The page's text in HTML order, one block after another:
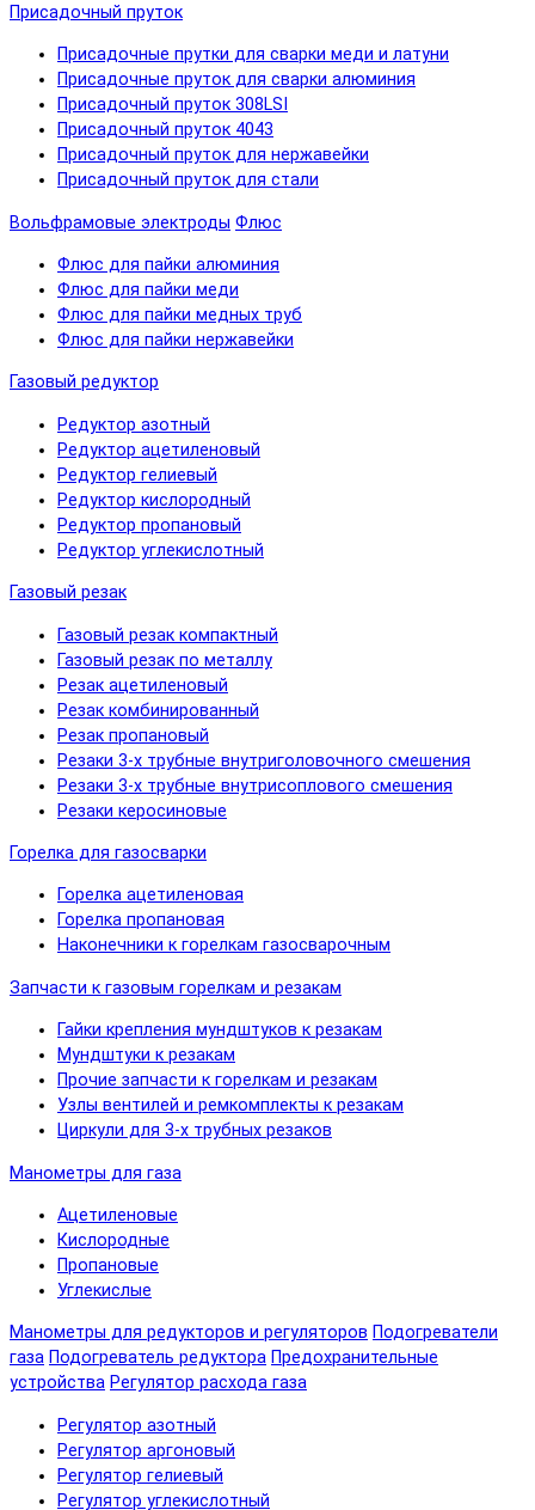
Присадочный пруток
Присадочные прутки для сварки меди и латуни
Присадочные пруток для сварки алюминия
Присадочный пруток 308LSI
Присадочный пруток 4043
Присадочный пруток для нержавейки
Присадочный пруток для стали
Вольфрамовые электроды Флюс
Флюс для пайки алюминия
Флюс для пайки меди
Флюс для пайки медных труб
Флюс для пайки нержавейки
Газовый редуктор
Редуктор азотный
Редуктор ацетиленовый
Редуктор гелиевый
Редуктор кислородный
Редуктор пропановый
Редуктор углекислотный
Газовый резак
Газовый резак компактный
Газовый резак по металлу
Резак ацетиленовый
Резак комбинированный
Резак пропановый
Резаки 3-х трубные внутриголовочного смешения
Резаки 3-х трубные внутрисоплового смешения
Резаки керосиновые
Горелка для газосварки
Горелка ацетиленовая
Горелка пропановая
Наконечники к горелкам газосварочным
Запчасти к газовым горелкам и резакам
Гайки крепления мундштуков к резакам
Мундштуки к резакам
Прочие запчасти к горелкам и резакам
Узлы вентилей и ремкомплекты к резакам
Циркули для 3-х трубных резаков
Манометры для газа
Ацетиленовые
Кислородные
Пропановые
Углекислые
Манометры для редукторов и регуляторов Подогреватели
газа Подогреватель редуктора Предохранительные
устройства Регулятор расхода газа
Регулятор азотный
Регулятор аргоновый
Регулятор гелиевый
Регулятор углекислотный